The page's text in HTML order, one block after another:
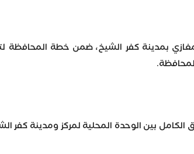
بمدينة كفر الشيخ، ضمن خطة المحافظة
بين الوحدة المحلية لمركز ومدينة كفر